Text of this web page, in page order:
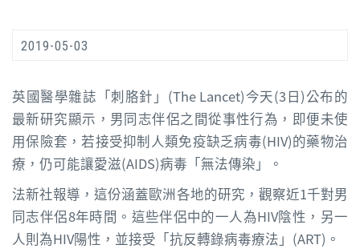
2019-05-03
英國醫學雜誌「刺胳針」(The Lancet)今天(3日)公布的
最新研究顯示，男同志伴侶之間從事性行為，即便未使
用保險套，若接受抑制人類免疫缺乏病毒(HIV)的藥物治
療，仍可能讓愛滋(AIDS)病毒「無法傳染」。
法新社報導，這份涵蓋歐洲各地的研究，觀察近1千對男
同志伴侶8年時間。這些伴侶中的一人為HIV陰性，另一
人則為HIV陽性，並接受「抗反轉錄病毒療法」(ART)。